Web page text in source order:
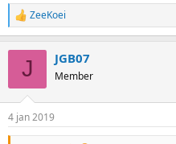
R
e
n
s
:
ZeeKoei
J JGB07
Member
4 jan 2019